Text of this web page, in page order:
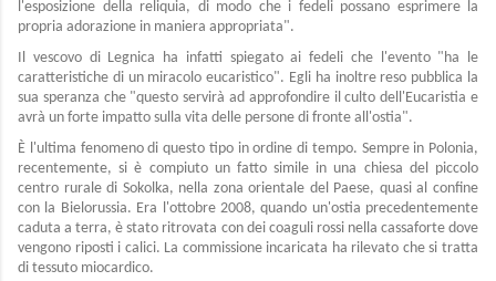
l'esposizione della reliquia, di modo che i fedeli possano esprimere la
propria adorazione in maniera appropriata".
Il vescovo di Legnica ha infatti spiegato ai fedeli che l'evento "ha le
caratteristiche di un miracolo eucaristico". Egli ha inoltre reso pubblica la
sua speranza che "questo servirà ad approfondire il culto dell'Eucaristia e
avrà un forte impatto sulla vita delle persone di fronte all'ostia".
È l'ultima fenomeno di questo tipo in ordine di tempo. Sempre in Polonia,
recentemente, si è compiuto un fatto simile in una chiesa del piccolo
centro rurale di Sokolka, nella zona orientale del Paese, quasi al confine
con la Bielorussia. Era l'ottobre 2008, quando un'ostia precedentemente
caduta a terra, è stato ritrovata con dei coaguli rossi nella cassaforte dove
vengono riposti i calici. La commissione incaricata ha rilevato che si tratta
di tessuto miocardico.